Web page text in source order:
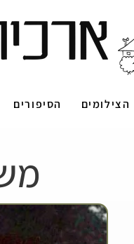
הצילומים הסיפורים